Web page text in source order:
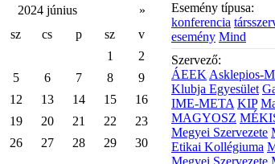
2024 június
»
sz cs p sz
v
1
2
5 6 7 8
9
12 13 14 15
16
19 20 21 22
23
26 27 28 29 30
Esemény típusa:
konferencia
esemény Mind
Szervező:
ÁEEK Asklepios-
Klubja Egyesület
IME-META KIP
MAGYOSZ
Megyei Szervezete
Etikai Kollégiuma
Megyei Szervezete